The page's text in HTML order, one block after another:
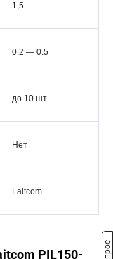
1,5
0.2 — 0.5
до 10 шт.
Нет
Laitcom
PIL150-